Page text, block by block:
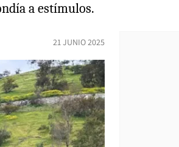
a estímulos.
21 JUNIO 2025